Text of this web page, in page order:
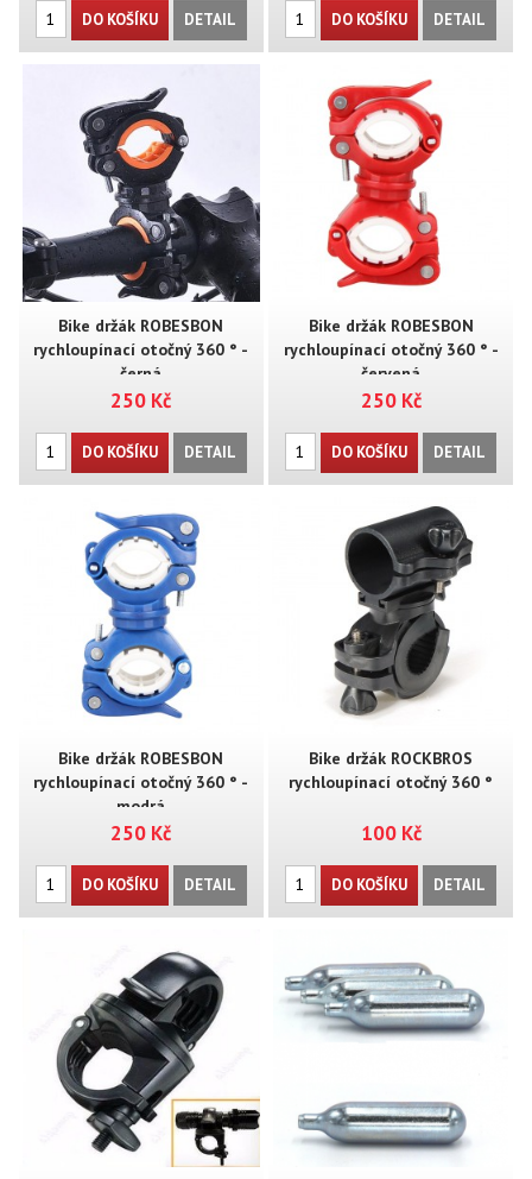
DO KOŠÍKU DETAIL DO KOŠÍKU DETAIL
Bike držák ROBESBON
rychloupínací otočný 360 ° -
černá
250 Kč
DO KOŠÍKU DETAIL
Bike držák ROBESBON
rychloupínací otočný 360 ° -
červená
250 Kč
DO KOŠÍKU DETAIL
Bike držák ROBESBON
rychloupínací otočný 360 ° -
modrá
250 Kč
DO KOŠÍKU DETAIL
Bike držák ROCKBROS
rychloupínací otočný 360 °
100 Kč
DO KOŠÍKU DETAIL